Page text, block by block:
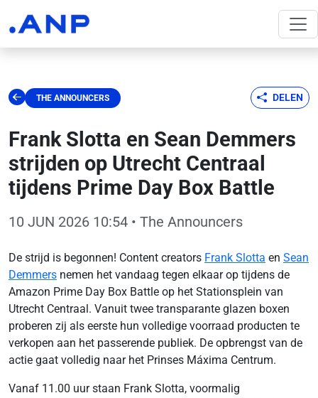
THE ANNOUNCERS DELEN
Frank Slotta en Sean Demmers
strijden op Utrecht Centraal
tijdens Prime Day Box Battle
10 JUN 2026 10:54 • The Announcers
De strijd is begonnen! Content creators Frank Slotta en Sean
Demmers nemen het vandaag tegen elkaar op tijdens de
Amazon Prime Day Box Battle op het Stationsplein van
Utrecht Centraal. Vanuit twee transparante glazen boxen
proberen zij als eerste hun volledige voorraad producten te
verkopen aan het passerende publiek. De opbrengst van de
actie gaat volledig naar het Prinses Máxima Centrum.
Vanaf 11.00 uur staan Frank Slotta, voormalig